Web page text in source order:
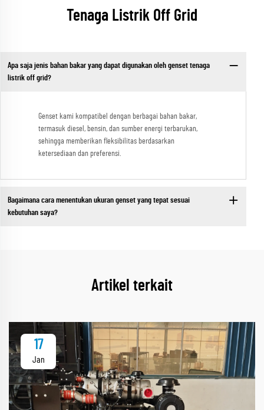
Tenaga Listrik Off Grid
Apa saja jenis bahan bakar yang dapat digunakan oleh genset tenaga
listrik off grid?
Genset kami kompatibel dengan berbagai bahan bakar,
termasuk diesel, bensin, dan sumber energi terbarukan,
sehingga memberikan fleksibilitas berdasarkan
ketersediaan dan preferensi.
Bagaimana cara menentukan ukuran genset yang tepat sesuai
kebutuhan saya?
Artikel terkait
17
Jan